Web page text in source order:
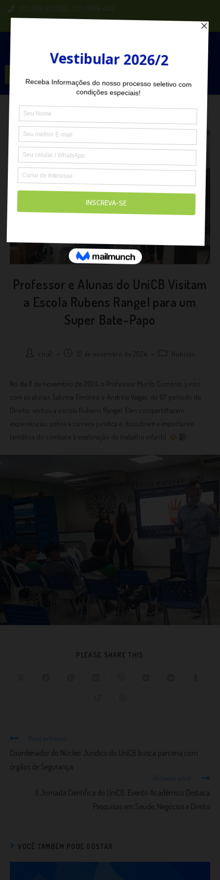
(27) 2102-6000 (27) 98118-4047
Professor e Alunas do UniCB Visitam
a Escola Rubens Rangel para um
Super Bate-Papo
cnu2 12 de novembro de 2024 Notícias
No dia 11 de novembro de 2024, o Professor Murilo Comério, junto
com as alunas Sabrina Timóteo e Andréia Valger, do 10º período de
Direito, visitou a escola Rubens Rangel. Eles compartilharam
experiências sobre a carreira jurídica e discutiram a importante
temática do combate à exploração do trabalho infantil.
PLEASE SHARE THIS
Post anterior
Coordenador do Núcleo Jurídico do UniCB busca parceria com
órgãos de Segurança
Próximo post
II Jornada Científica do UniCB: Evento Acadêmico Destaca
Pesquisas em Saúde, Negócios e Direito
VOCÊ TAMBÉM PODE GOSTAR